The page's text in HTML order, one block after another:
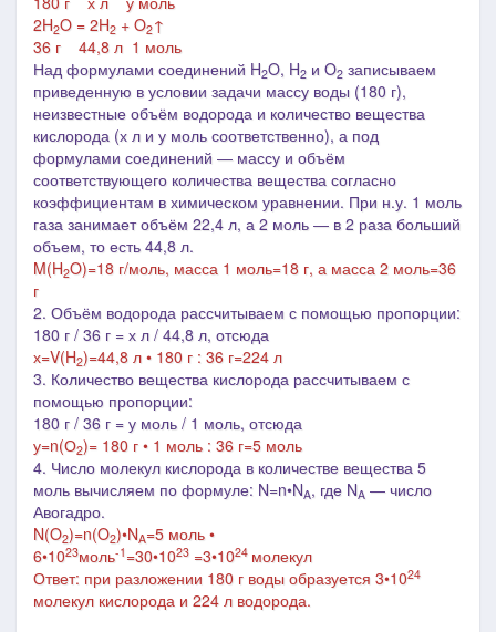
2H2O = 2H2 + O2↑
36 г 44,8 л 1 моль
Над формулами соединений H2O, H2 и O2 записываем
приведенную в условии задачи массу воды (180 г),
неизвестные объём водорода и количество вещества
кислорода (х л и у моль соответственно), а под
формулами соединений ― массу и объём
соответствующего количества вещества согласно
коэффициентам в химическом уравнении. При н.у. 1 моль
газа занимает объём 22,4 л, а 2 моль ― в 2 раза больший
объем, то есть 44,8 л.
M(H2O)=18 г/моль, масса 1 моль=18 г, а масса 2 моль=36
г
2. Объём водорода рассчитываем с помощью пропорции:
180 г / 36 г = х л / 44,8 л, отсюда
х=V(H2)=44,8 л • 180 г : 36 г=224 л
3. Количество вещества кислорода рассчитываем с
помощью пропорции:
180 г / 36 г = у моль / 1 моль, отсюда
у=n(О2)= 180 г • 1 моль : 36 г=5 моль
4. Число молекул кислорода в количестве вещества 5
моль вычисляем по формуле: N=n•NA, где NA ― число
Авогадро.
N(O2)=n(O2)•NA=5 моль •
6•1023моль-1 =30•1023 =3•1024 молекул
Ответ: при разложении 180 г воды образуется 3•1024
молекул кислорода и 224 л водорода.